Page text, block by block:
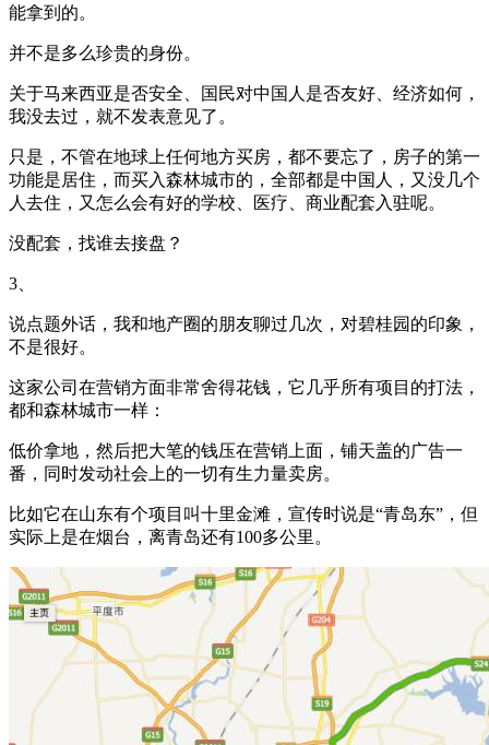
能拿到的。
并不是多么珍贵的身份。
关于马来西亚是否安全、国民对中国人是否友好、经济如何，
我没去过，就不发表意见了。
只是，不管在地球上任何地方买房，都不要忘了，房子的第一
功能是居住，而买入森林城市的，全部都是中国人，又没几个
人去住，又怎么会有好的学校、医疗、商业配套入驻呢。
没配套，找谁去接盘？
3、
说点题外话，我和地产圈的朋友聊过几次，对碧桂园的印象，
不是很好。
这家公司在营销方面非常舍得花钱，它几乎所有项目的打法，
都和森林城市一样：
低价拿地，然后把大笔的钱压在营销上面，铺天盖的广告一
番，同时发动社会上的一切有生力量卖房。
比如它在山东有个项目叫十里金滩，宣传时说是“青岛东”，但
实际上是在烟台，离青岛还有100多公里。